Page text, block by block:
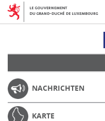
NACHRICHTEN
KARTE